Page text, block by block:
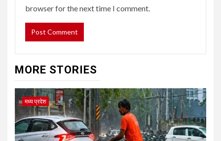
browser for the next time I comment.
MORE STORIES
मध्य प्रदेश